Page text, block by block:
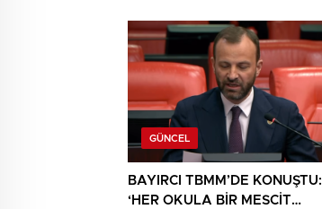
GÜNCEL
BAYIRCI TBMM’DE KONUŞTU:
‘HER OKULA BİR MESCİT